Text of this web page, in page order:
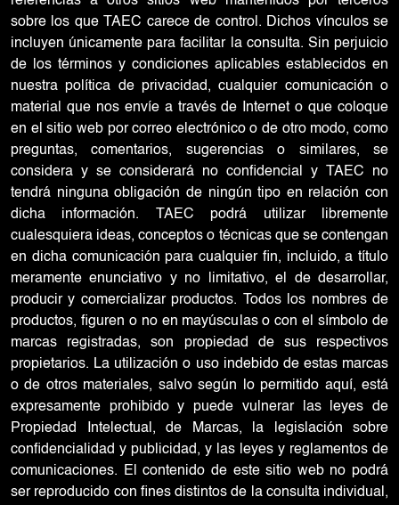
sobre los que TAEC carece de control. Dichos vínculos se
incluyen únicamente para facilitar la consulta. Sin perjuicio
de los términos y condiciones aplicables establecidos en
nuestra política de privacidad, cualquier comunicación o
material que nos envíe a través de Internet o que coloque
en el sitio web por correo electrónico o de otro modo, como
preguntas, comentarios, sugerencias o similares, se
considera y se considerará no confidencial y TAEC no
tendrá ninguna obligación de ningún tipo en relación con
dicha información. TAEC podrá utilizar libremente
cualesquiera ideas, conceptos o técnicas que se contengan
en dicha comunicación para cualquier fin, incluido, a título
meramente enunciativo y no limitativo, el de desarrollar,
producir y comercializar productos. Todos los nombres de
productos, figuren o no en mayúsculas o con el símbolo de
marcas registradas, son propiedad de sus respectivos
propietarios. La utilización o uso indebido de estas marcas
o de otros materiales, salvo según lo permitido aquí, está
expresamente prohibido y puede vulnerar las leyes de
Propiedad Intelectual, de Marcas, la legislación sobre
confidencialidad y publicidad, y las leyes y reglamentos de
comunicaciones. El contenido de este sitio web no podrá
ser reproducido con fines distintos de la consulta individual,